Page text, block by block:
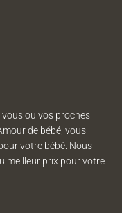
ou vos proches
de bébé, vous
votre bébé. Nous
meilleur prix pour votre